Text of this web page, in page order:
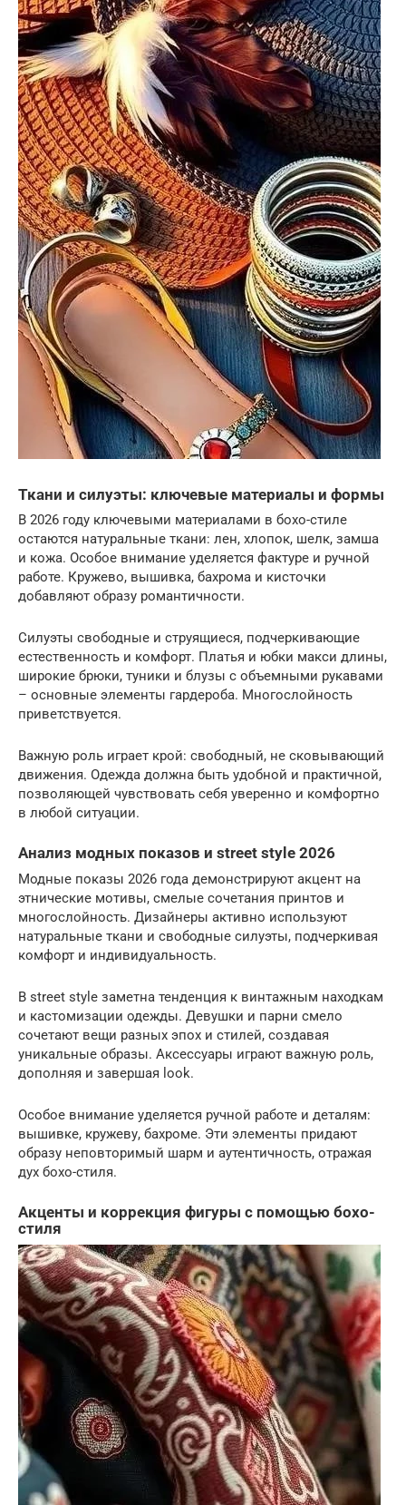
Ткани и силуэты: ключевые материалы и формы
В 2026 году ключевыми материалами в бохо-стиле
остаются натуральные ткани: лен, хлопок, шелк, замша
и кожа. Особое внимание уделяется фактуре и ручной
работе. Кружево, вышивка, бахрома и кисточки
добавляют образу романтичности.
Силуэты свободные и струящиеся, подчеркивающие
естественность и комфорт. Платья и юбки макси длины,
широкие брюки, туники и блузы с объемными рукавами
– основные элементы гардероба. Многослойность
приветствуется.
Важную роль играет крой: свободный, не сковывающий
движения. Одежда должна быть удобной и практичной,
позволяющей чувствовать себя уверенно и комфортно
в любой ситуации.
Анализ модных показов и street style 2026
Модные показы 2026 года демонстрируют акцент на
этнические мотивы, смелые сочетания принтов и
многослойность. Дизайнеры активно используют
натуральные ткани и свободные силуэты, подчеркивая
комфорт и индивидуальность.
В street style заметна тенденция к винтажным находкам
и кастомизации одежды. Девушки и парни смело
сочетают вещи разных эпох и стилей, создавая
уникальные образы. Аксессуары играют важную роль,
дополняя и завершая look.
Особое внимание уделяется ручной работе и деталям:
вышивке, кружеву, бахроме. Эти элементы придают
образу неповторимый шарм и аутентичность, отражая
дух бохо-стиля.
Акценты и коррекция фигуры с помощью бохо-
стиля